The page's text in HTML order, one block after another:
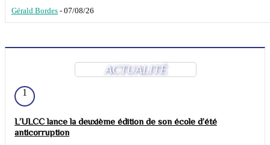
Gérald Bordes - 07/08/26
ACTUALITÉ
1
L’ULCC lance la deuxième édition de son école d’été
anticorruption